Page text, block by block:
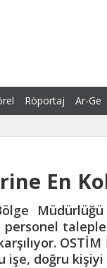
Röportaj Ar-Ge
En
doğru